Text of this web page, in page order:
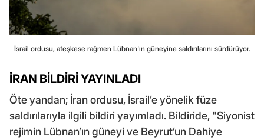
İsrail ordusu, ateşkese rağmen Lübnan'ın güneyine saldırılarını sürdürüyor.
İRAN BİLDİRİ YAYINLADI
Öte yandan; İran ordusu, İsrail’e yönelik füze
saldırılarıyla ilgili bildiri yayımladı. Bildiride, "Siyonist
rejimin Lübnan’ın güneyi ve Beyrut’un Dahiye